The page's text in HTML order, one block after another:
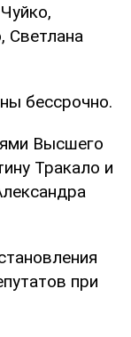
бессрочно.
Высшего
Тракало и
при